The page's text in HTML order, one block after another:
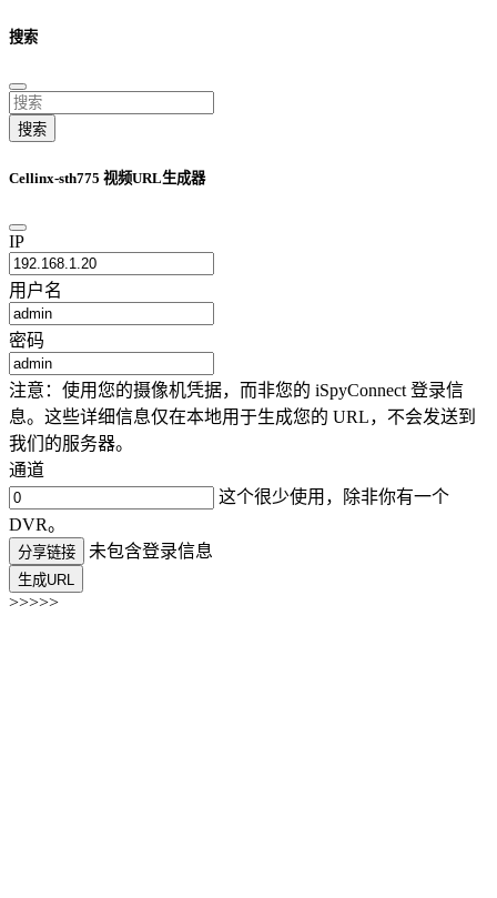
搜索
搜索
Cellinx-sth775 视频URL生成器
IP
用户名
密码
注意：使用您的摄像机凭据，而非您的 iSpyConnect 登录信
息。这些详细信息仅在本地用于生成您的 URL，不会发送到
我们的服务器。
通道
这个很少使用，除非你有一个
DVR。
分享链接 未包含登录信息
生成URL
>>>>>